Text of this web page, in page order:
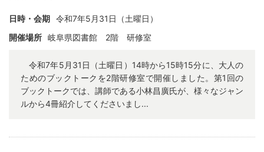
日時・会期 令和7年5月31日（土曜日）
開催場所 岐阜県図書館 2階 研修室
令和7年5月31日（土曜日）14時から15時15分に、大人の
ためのブックトークを2階研修室で開催しました。第1回の
ブックトークでは、講師である小林昌廣氏が、様々なジャン
ルから4冊紹介してくださいまし...